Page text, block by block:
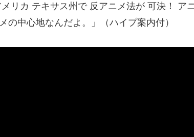
メリカ テキサス州で 反アニメ法が 可決！ ア
の中心地なんだよ。」（ハイプ案内付）